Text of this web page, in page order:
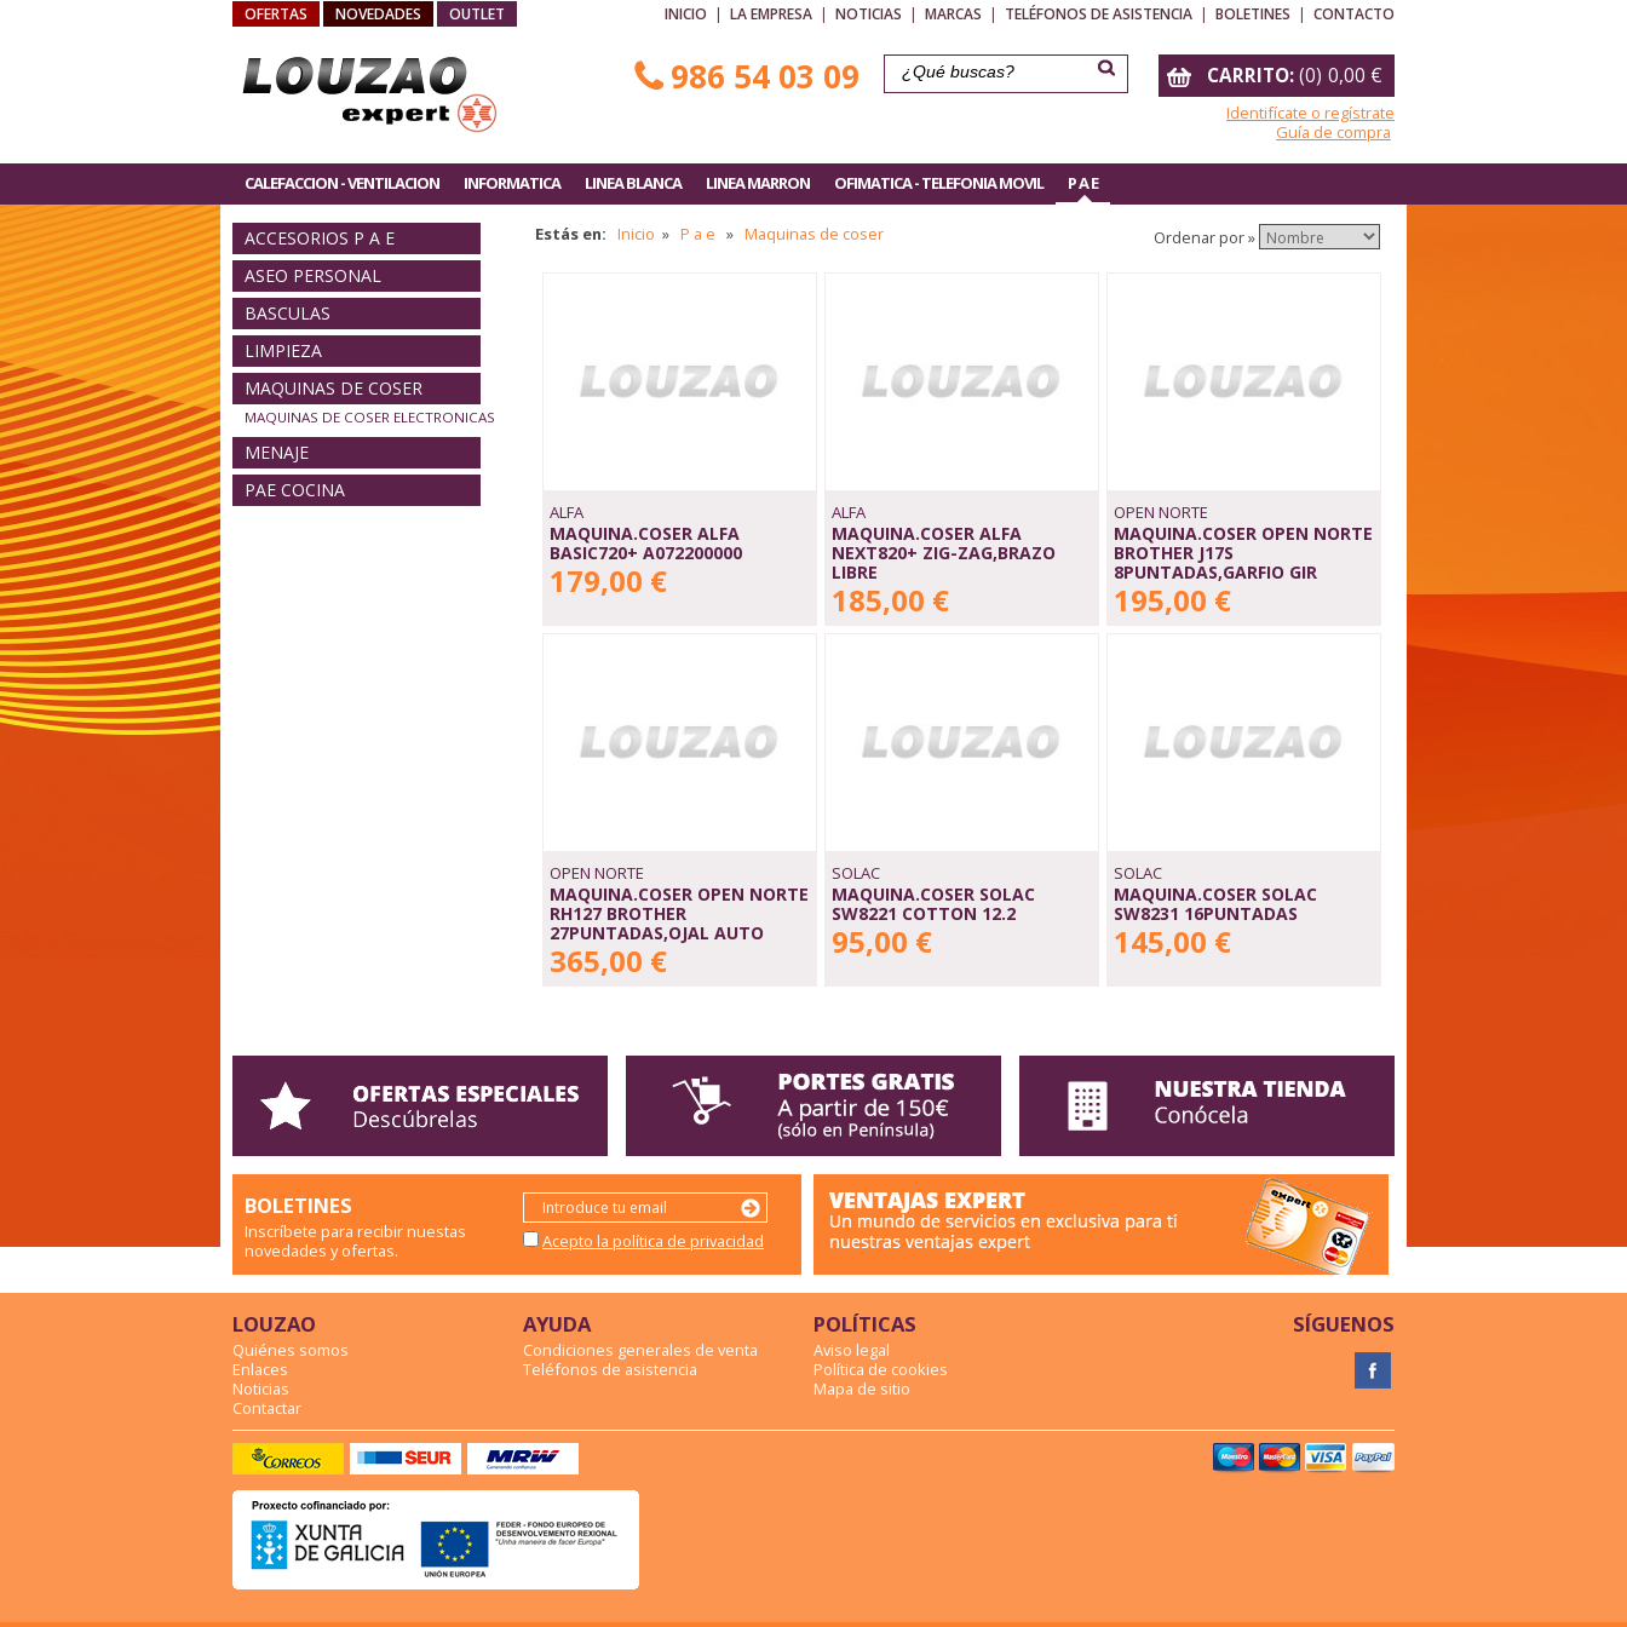
OFERTAS NOVEDADES OUTLET INICIO | LA EMPRESA | NOTICIAS | MARCAS | TELÉFONOS DE ASISTENCIA | BOLETINES | CONTACTO
0,00 €
CARRITO:(0)
Identifícate o regístrate
Guía de compra
986 54 03 09
CALEFACCION - VENTILACION INFORMATICA LINEA BLANCA LINEA MARRON OFIMATICA - TELEFONIA MOVIL P A E
ACCESORIOS P A E
ASEO PERSONAL
BASCULAS
LIMPIEZA
MAQUINAS DE COSER
MAQUINAS DE COSER ELECTRONICAS
MENAJE
PAE COCINA
Ordenar por »
Estás en: Inicio » P a e » Maquinas de coser
ALFA
MAQUINA.COSER ALFA
BASIC720+ A072200000
179,00 €
ALFA
MAQUINA.COSER ALFA
NEXT820+ ZIG-ZAG,BRAZO
LIBRE
185,00 €
OPEN NORTE
MAQUINA.COSER OPEN NORTE
BROTHER J17S
8PUNTADAS,GARFIO GIR
195,00 €
OPEN NORTE
MAQUINA.COSER OPEN NORTE
RH127 BROTHER
27PUNTADAS,OJAL AUTO
365,00 €
SOLAC
MAQUINA.COSER SOLAC
SW8221 COTTON 12.2
95,00 €
SOLAC
MAQUINA.COSER SOLAC
SW8231 16PUNTADAS
145,00 €
BOLETINES
Inscríbete para recibir nuestas
novedades y ofertas.
Acepto la política de privacidad
LOUZAO
Quiénes somos
Enlaces
Noticias
Contactar
AYUDA
Condiciones generales de venta
Teléfonos de asistencia
POLÍTICAS
Aviso legal
Política de cookies
Mapa de sitio
SÍGUENOS